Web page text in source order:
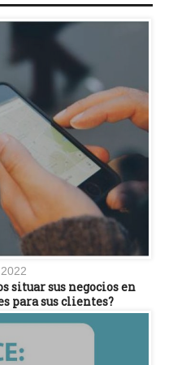
situar sus negocios en
para sus clientes?